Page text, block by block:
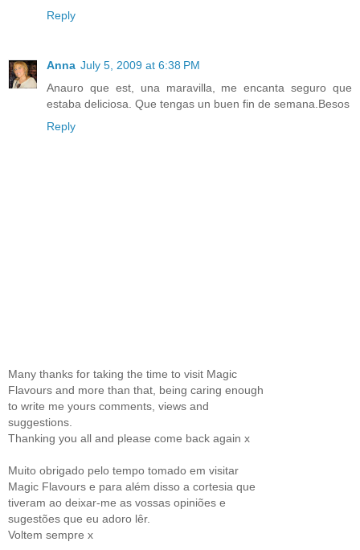
Reply
Anna July 5, 2009 at 6:38 PM
Anauro que est, una maravilla, me encanta seguro que
estaba deliciosa. Que tengas un buen fin de semana.Besos
Reply
Many thanks for taking the time to visit Magic
Flavours and more than that, being caring enough
to write me yours comments, views and
suggestions.
Thanking you all and please come back again x
Muito obrigado pelo tempo tomado em visitar
Magic Flavours e para além disso a cortesia que
tiveram ao deixar-me as vossas opiniões e
sugestões que eu adoro lêr.
Voltem sempre x